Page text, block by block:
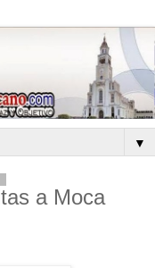
▼
a Moca